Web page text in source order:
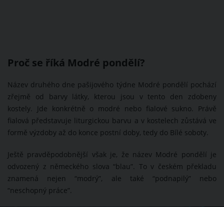
Proč se říká Modré pondělí?
Název druhého dne pašijového týdne Modré pondělí pochází
zřejmě od barvy látky, kterou jsou v tento den zdobeny
kostely. Jde konkrétně o modré nebo fialové sukno. Právě
fialová představuje liturgickou barvu a v kostelech zůstává ve
formě výzdoby až do konce postní doby, tedy do Bílé soboty.
Ještě pravděpodobnější však je, že název Modré pondělí je
odvozený z německého slova “blau”. To v českém překladu
znamená nejen “modrý”, ale také “podnapilý” nebo
“neschopný práce”.